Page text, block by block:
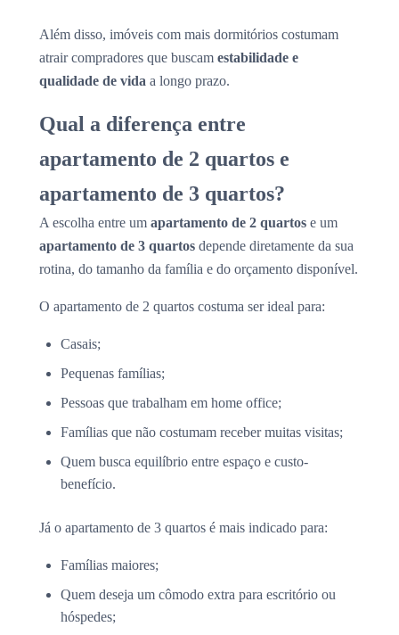
Além disso, imóveis com mais dormitórios costumam
atrair compradores que buscam estabilidade e
qualidade de vida a longo prazo.
Qual a diferença entre
apartamento de 2 quartos e
apartamento de 3 quartos?
A escolha entre um apartamento de 2 quartos e um
apartamento de 3 quartos depende diretamente da sua
rotina, do tamanho da família e do orçamento disponível.
O apartamento de 2 quartos costuma ser ideal para:
Casais;
Pequenas famílias;
Pessoas que trabalham em home office;
Famílias que não costumam receber muitas visitas;
Quem busca equilíbrio entre espaço e custo-
benefício.
Já o apartamento de 3 quartos é mais indicado para:
Famílias maiores;
Quem deseja um cômodo extra para escritório ou
hóspedes;